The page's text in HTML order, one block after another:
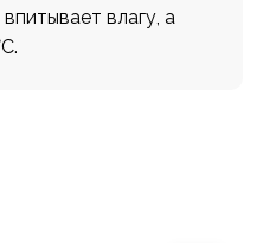
влагу, а